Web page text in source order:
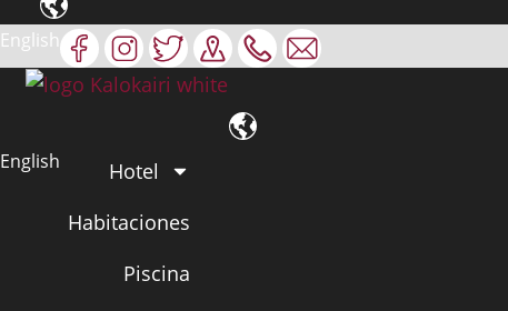
English
English
Hotel
Habitaciones
Piscina